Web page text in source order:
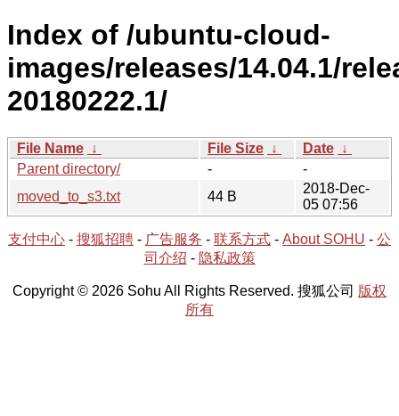
Index of /ubuntu-cloud-
images/releases/14.04.1/
20180222.1/
File Name ↓ File Size ↓ Date ↓
Parent directory/
-
-
moved_to_s3.txt
44 B
2018-Dec-
05 07:56
支付中心 - 搜狐招聘 - 广告服务 - 联系方式 - About SOHU - 公
司介绍 - 隐私政策
Copyright © 2026 Sohu All Rights Reserved. 搜狐公司 版权
所有